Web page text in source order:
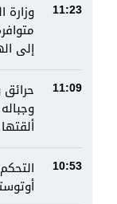
11:23
وزارة
إلى
11:09
10:53